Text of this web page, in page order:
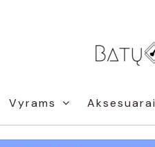
Vyrams Aksesuarai